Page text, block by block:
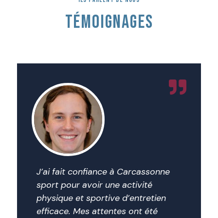
TÉMOIGNAGES
J’ai fait confiance à Carcassonne
sport pour avoir une activité
physique et sportive d’entretien
efficace. Mes attentes ont été